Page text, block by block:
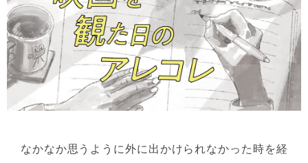
なかなか思うように外に出かけられなかった時を経